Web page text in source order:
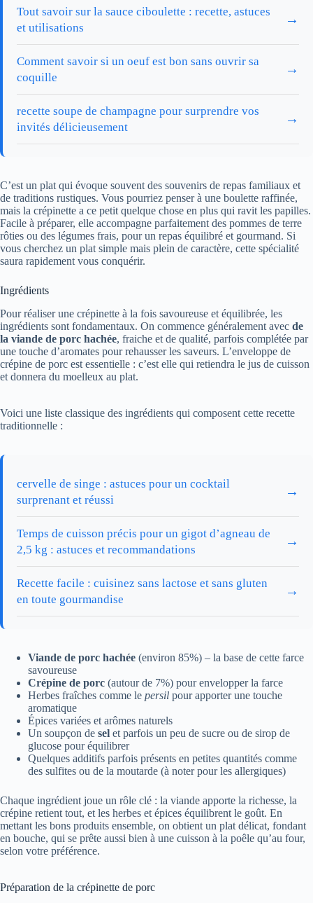
Tout savoir sur la sauce ciboulette : recette, astuces
et utilisations
→
Comment savoir si un oeuf est bon sans ouvrir sa
coquille
→
recette soupe de champagne pour surprendre vos
invités délicieusement
→
C’est un plat qui évoque souvent des souvenirs de repas familiaux et
de traditions rustiques. Vous pourriez penser à une boulette raffinée,
mais la crépinette a ce petit quelque chose en plus qui ravit les papilles.
Facile à préparer, elle accompagne parfaitement des pommes de terre
rôties ou des légumes frais, pour un repas équilibré et gourmand. Si
vous cherchez un plat simple mais plein de caractère, cette spécialité
saura rapidement vous conquérir.
Ingrédients
Pour réaliser une crépinette à la fois savoureuse et équilibrée, les
ingrédients sont fondamentaux. On commence généralement avec de
la viande de porc hachée, fraiche et de qualité, parfois complétée par
une touche d’aromates pour rehausser les saveurs. L’enveloppe de
crépine de porc est essentielle : c’est elle qui retiendra le jus de cuisson
et donnera du moelleux au plat.
Voici une liste classique des ingrédients qui composent cette recette
traditionnelle :
cervelle de singe : astuces pour un cocktail
surprenant et réussi
→
Temps de cuisson précis pour un gigot d’agneau de
2,5 kg : astuces et recommandations
→
Recette facile : cuisinez sans lactose et sans gluten
en toute gourmandise
→
Viande de porc hachée (environ 85%) – la base de cette farce
savoureuse
Crépine de porc (autour de 7%) pour envelopper la farce
Herbes fraîches comme le persil pour apporter une touche
aromatique
Épices variées et arômes naturels
Un soupçon de sel et parfois un peu de sucre ou de sirop de
glucose pour équilibrer
Quelques additifs parfois présents en petites quantités comme
des sulfites ou de la moutarde (à noter pour les allergiques)
Chaque ingrédient joue un rôle clé : la viande apporte la richesse, la
crépine retient tout, et les herbes et épices équilibrent le goût. En
mettant les bons produits ensemble, on obtient un plat délicat, fondant
en bouche, qui se prête aussi bien à une cuisson à la poêle qu’au four,
selon votre préférence.
Préparation de la crépinette de porc